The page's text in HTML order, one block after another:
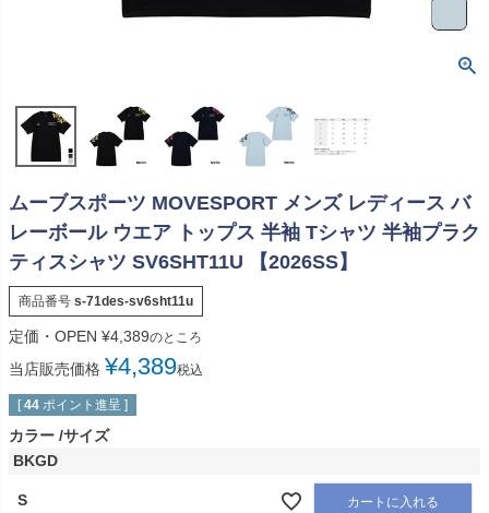
ムーブスポーツ MOVESPORT メンズ レディース バ
レーボール ウエア トップス 半袖 Tシャツ 半袖プラク
ティスシャツ SV6SHT11U 【2026SS】
商品番号 s-71des-sv6sht11u
定価・OPEN ¥4,389のところ
当店販売価格 ¥4,389税込
[ 44 ポイント進呈 ]
カラー サイズ
BKGD
S カートに入れる